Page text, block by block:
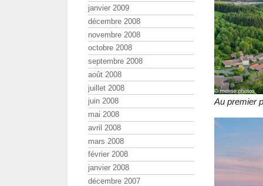
Au premier
janvier 2009
décembre 2008
novembre 2008
octobre 2008
septembre 2008
août 2008
juillet 2008
juin 2008
mai 2008
avril 2008
mars 2008
février 2008
janvier 2008
décembre 2007